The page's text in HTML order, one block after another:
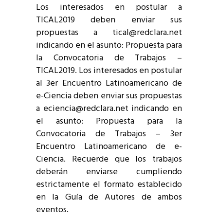
Los interesados en postular a
TICAL2019 deben enviar sus
propuestas a tical@redclara.net
indicando en el asunto: Propuesta para
la Convocatoria de Trabajos –
TICAL2019. Los interesados en postular
al 3er Encuentro Latinoamericano de
e-Ciencia deben enviar sus propuestas
a eciencia@redclara.net indicando en
el asunto: Propuesta para la
Convocatoria de Trabajos – 3er
Encuentro Latinoamericano de e-
Ciencia. Recuerde que los trabajos
deberán enviarse cumpliendo
estrictamente el formato establecido
en la Guía de Autores de ambos
eventos.